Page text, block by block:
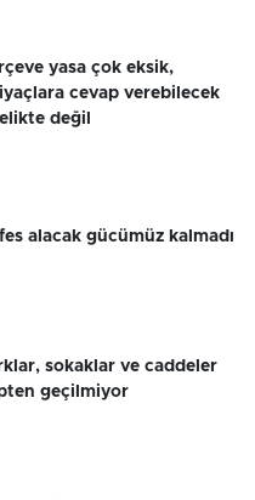
yasa çok eksik,
cevap verebilecek
değil
alacak gücümüz kalmadı
sokaklar ve caddeler
geçilmiyor